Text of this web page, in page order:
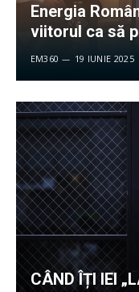
Energia
viitorul ca să
EM360 19 IUNIE 2025
CÂND ÎȚI IEI